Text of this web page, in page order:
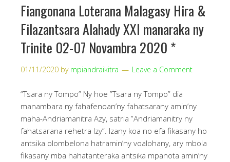
Fiangonana Loterana Malagasy Hira &
Filazantsara Alahady XXI manaraka ny
Trinite 02-07 Novambra 2020 *
01/11/2020 by mpiandraikitra Leave a Comment
“Tsara ny Tompo” Ny hoe ”Tsara ny Tompo” dia
manambara ny fahafenoan’ny fahatsarany amin’ny
maha-Andriamanitra Azy, satria ”Andriamanitry ny
fahatsarana rehetra Izy”. Izany koa no efa fikasany ho
antsika olombelona hatramin’ny voalohany, ary mbola
fikasany mba hahatanteraka antsika mpanota amin’ny